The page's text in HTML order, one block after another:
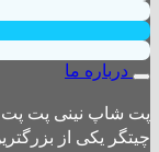
درباره ما
چیتگر یکی از